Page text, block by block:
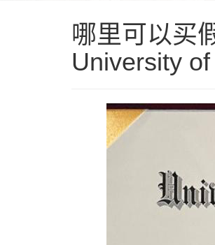
哪里可以买
University